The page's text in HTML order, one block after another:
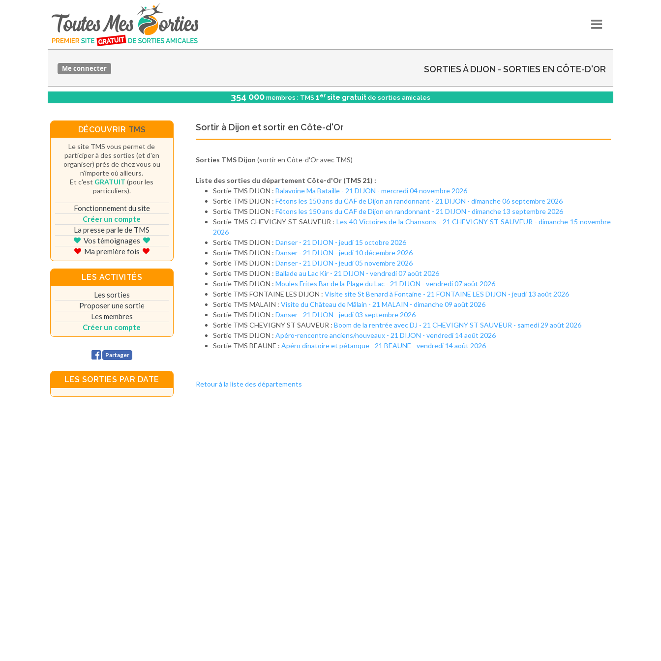
SORTIES À DIJON - SORTIES EN CÔTE-D'OR
Me connecter
354 000 membres : TMS 1er site gratuit de sorties amicales
Sortir à Dijon et sortir en Côte-d'Or
Sorties TMS Dijon (sortir en Côte-d'Or avec TMS)
Liste des sorties du département Côte-d'Or (TMS 21) :
Sortie TMS DIJON :Balavoine Ma Bataille - 21 DIJON - mercredi 04 novembre 2026
Sortie TMS DIJON :Fêtons les 150 ans du CAF de Dijon an randonnant - 21 DIJON - dimanche 06 septembre 2026
Sortie TMS DIJON :Fêtons les 150 ans du CAF de Dijon en randonnant - 21 DIJON - dimanche 13 septembre 2026
Sortie TMS CHEVIGNY ST SAUVEUR :Les 40 Victoires de la Chansons - 21 CHEVIGNY ST SAUVEUR - dimanche 15 novembre
2026
Sortie TMS DIJON :Danser - 21 DIJON - jeudi 15 octobre 2026
Sortie TMS DIJON :Danser - 21 DIJON - jeudi 10 décembre 2026
Sortie TMS DIJON :Danser - 21 DIJON - jeudi 05 novembre 2026
Sortie TMS DIJON :Ballade au Lac Kir - 21 DIJON - vendredi 07 août 2026
Sortie TMS DIJON :Moules Frites Bar de la Plage du Lac - 21 DIJON - vendredi 07 août 2026
Sortie TMS FONTAINE LES DIJON :Visite site St Benard à Fontaine - 21 FONTAINE LES DIJON - jeudi 13 août 2026
Sortie TMS MALAIN :Visite du Château de Mâlain - 21 MALAIN - dimanche 09 août 2026
Sortie TMS DIJON :Danser - 21 DIJON - jeudi 03 septembre 2026
Sortie TMS CHEVIGNY ST SAUVEUR :Boom de la rentrée avec DJ - 21 CHEVIGNY ST SAUVEUR - samedi 29 août 2026
Sortie TMS DIJON :Apéro-rencontre anciens/nouveaux - 21 DIJON - vendredi 14 août 2026
Sortie TMS BEAUNE :Apéro dînatoire et pétanque - 21 BEAUNE - vendredi 14 août 2026
Retour à la liste des départements
DÉCOUVRIR TMS
Le site TMS vous permet de
participer à des sorties (et d'en
organiser) près de chez vous ou
n'importe où ailleurs.
Et c'est GRATUIT (pour les
particuliers).
Fonctionnement du site
Créer un compte
La presse parle de TMS
Vos témoignages
Ma première fois
LES ACTIVITÉS
Les sorties
Proposer une sortie
Les membres
Créer un compte
Partager
LES SORTIES PAR DATE